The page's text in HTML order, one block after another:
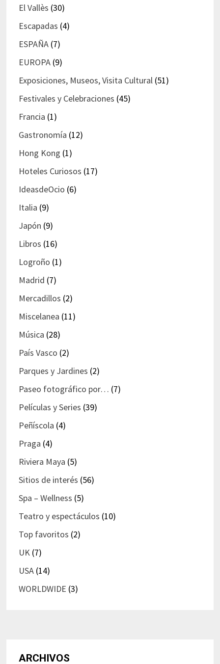
El Vallès (30)
Escapadas (4)
ESPAÑA(7)
EUROPA(9)
Exposiciones, Museos, Visita Cultural(51)
Festivales y Celebraciones (45)
Francia (1)
Gastronomía (12)
Hong Kong (1)
Hoteles Curiosos (17)
IdeasdeOcio (6)
Italia (9)
Japón (9)
Libros (16)
Logroño (1)
Madrid (7)
Mercadillos (2)
Miscelanea (11)
Música (28)
País Vasco (2)
Parques y Jardines (2)
Paseo fotográfico por… (7)
Películas y Series (39)
Peñíscola (4)
Praga (4)
Riviera Maya (5)
Sitios de interés (56)
Spa – Wellness (5)
Teatro y espectáculos (10)
Top favoritos (2)
UK(7)
USA(14)
WORLDWIDE (3)
ARCHIVOS